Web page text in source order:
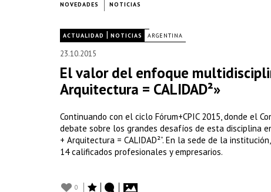
NOVEDADES NOTICIAS
ACTUALIDAD | NOTICIAS ARGENTINA
23.10.2015
El valor del enfoque
Arquitectura = CALIDAD²»
Continuando con el ciclo Fórum+CPIC 2015, donde el
debate sobre los grandes desafíos de esta disciplina
+ Arquitectura = CALIDAD²”. En la sede de la
14 calificados profesionales y empresarios.
0